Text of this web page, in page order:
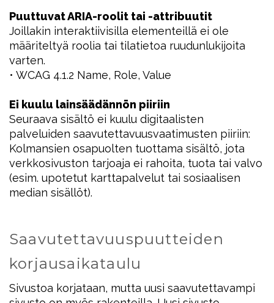
Puuttuvat ARIA-roolit tai -attribuutit
Joillakin interaktiivisilla elementeillä ei ole
määriteltyä roolia tai tilatietoa ruudunlukijoita
varten.
• WCAG 4.1.2 Name, Role, Value
Ei kuulu lainsäädännön piiriin
Seuraava sisältö ei kuulu digitaalisten
palveluiden saavutettavuusvaatimusten piiriin:
Kolmansien osapuolten tuottama sisältö, jota
verkkosivuston tarjoaja ei rahoita, tuota tai valvo
(esim. upotetut karttapalvelut tai sosiaalisen
median sisällöt).
Saavutettavuuspuutteiden
korjausaikataulu
Sivustoa korjataan, mutta uusi saavutettavampi